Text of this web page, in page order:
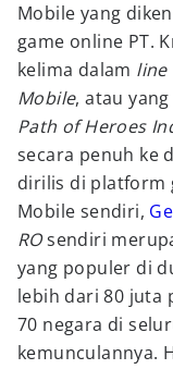
Mobile yang
game online PT.
kelima dalam line
Mobile, atau
Path of Heroes
secara penuh ke
dirilis di platform
Mobile sendiri,
ROsendiri
yang populer di
lebih dari 80 juta
70 negara di
kemunculannya.